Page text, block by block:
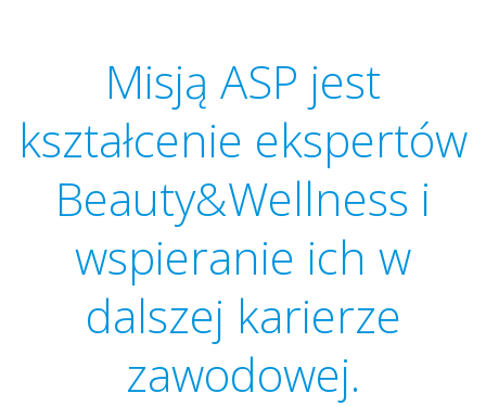
Misją ASP jest
kształcenie ekspertów
Beauty&Wellness i
wspieranie ich w
dalszej karierze
zawodowej.